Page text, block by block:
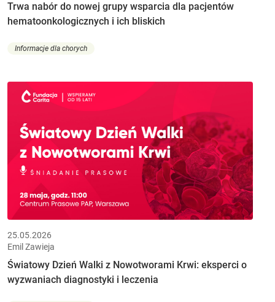
Trwa nabór do nowej grupy wsparcia dla pacjentów
hematoonkologicznych i ich bliskich
Informacje dla chorych
25.05.2026
Emil Zawieja
Światowy Dzień Walki z Nowotworami Krwi: eksperci o
wyzwaniach diagnostyki i leczenia